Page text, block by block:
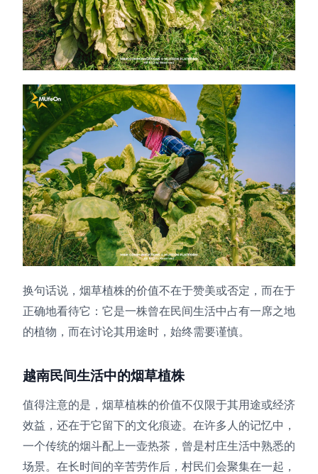
换句话说，烟草植株的价值不在于赞美或否定，而在于
正确地看待它：它是一株曾在民间生活中占有一席之地
的植物，而在讨论其用途时，始终需要谨慎。
越南民间生活中的烟草植株
值得注意的是，烟草植株的价值不仅限于其用途或经济
效益，还在于它留下的文化痕迹。在许多人的记忆中，
一个传统的烟斗配上一壶热茶，曾是村庄生活中熟悉的
场景。在长时间的辛苦劳作后，村民们会聚集在一起，